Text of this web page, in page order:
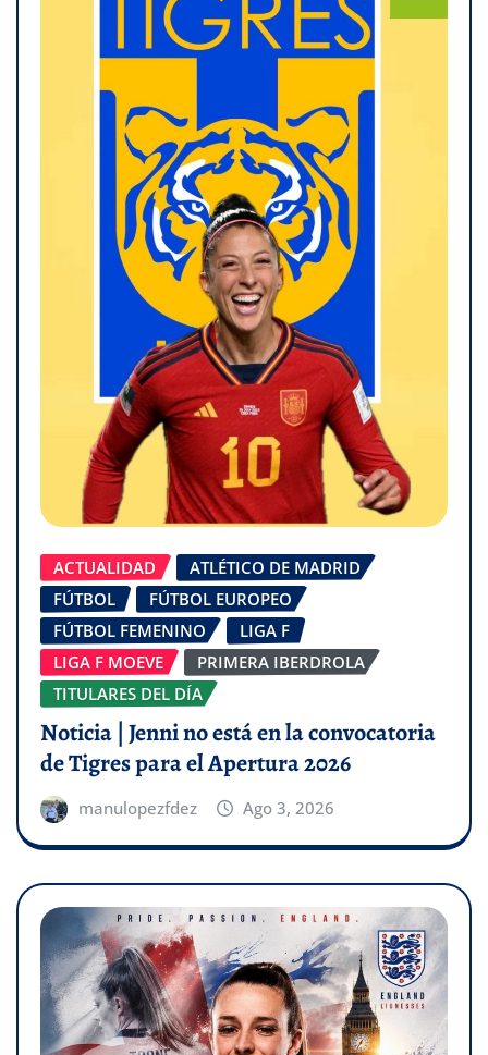
ACTUALIDAD
ATLÉTICO DE MADRID
FÚTBOL
FÚTBOL EUROPEO
FÚTBOL FEMENINO
LIGA F
LIGA F MOEVE
PRIMERA IBERDROLA
TITULARES DEL DÍA
Noticia | Jenni no está en la convocatoria
de Tigres para el Apertura 2026
manulopezfdez Ago 3, 2026